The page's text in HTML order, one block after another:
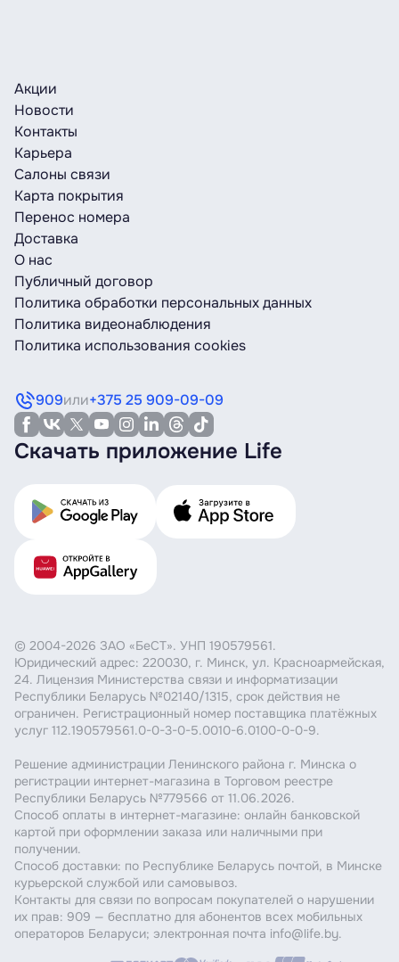
Акции
Новости
Контакты
Карьера
Салоны связи
Карта покрытия
Перенос номера
Доставка
О нас
Публичный договор
Политика обработки персональных данных
Политика видеонаблюдения
Политика использования cookies
909или+375 25 909-09-09
Скачать приложение Life
© 2004-2026 ЗАО «БеСТ». УНП 190579561.
Юридический адрес: 220030, г. Минск, ул. Красноармейская,
24. Лицензия Министерства связи и информатизации
Республики Беларусь №02140/1315, срок действия не
ограничен. Регистрационный номер поставщика платёжных
услуг 112.190579561.0-0-3-0-5.0010-6.0100-0-0-9.
Решение администрации Ленинского района г. Минска о
регистрации интернет-магазина в Торговом реестре
Республики Беларусь №779566 от 11.06.2026.
Способ оплаты в интернет-магазине: онлайн банковской
картой при оформлении заказа или наличными при
получении.
Способ доставки: по Республике Беларусь почтой, в Минске
курьерской службой или самовывоз.
Контакты для связи по вопросам покупателей о нарушении
их прав: 909 — бесплатно для абонентов всех мобильных
операторов Беларуси; электронная почта info@life.by.